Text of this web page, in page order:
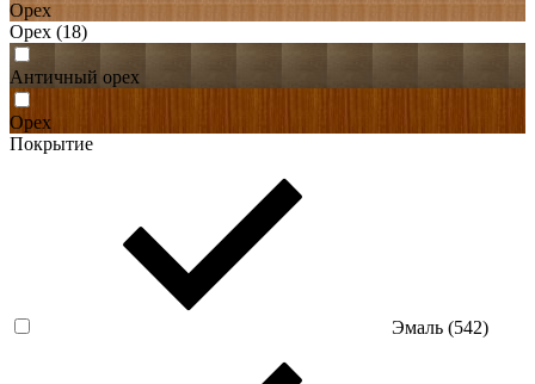
Орех
Орех (18)
Античный орех
Орех
Покрытие
Эмаль (542)